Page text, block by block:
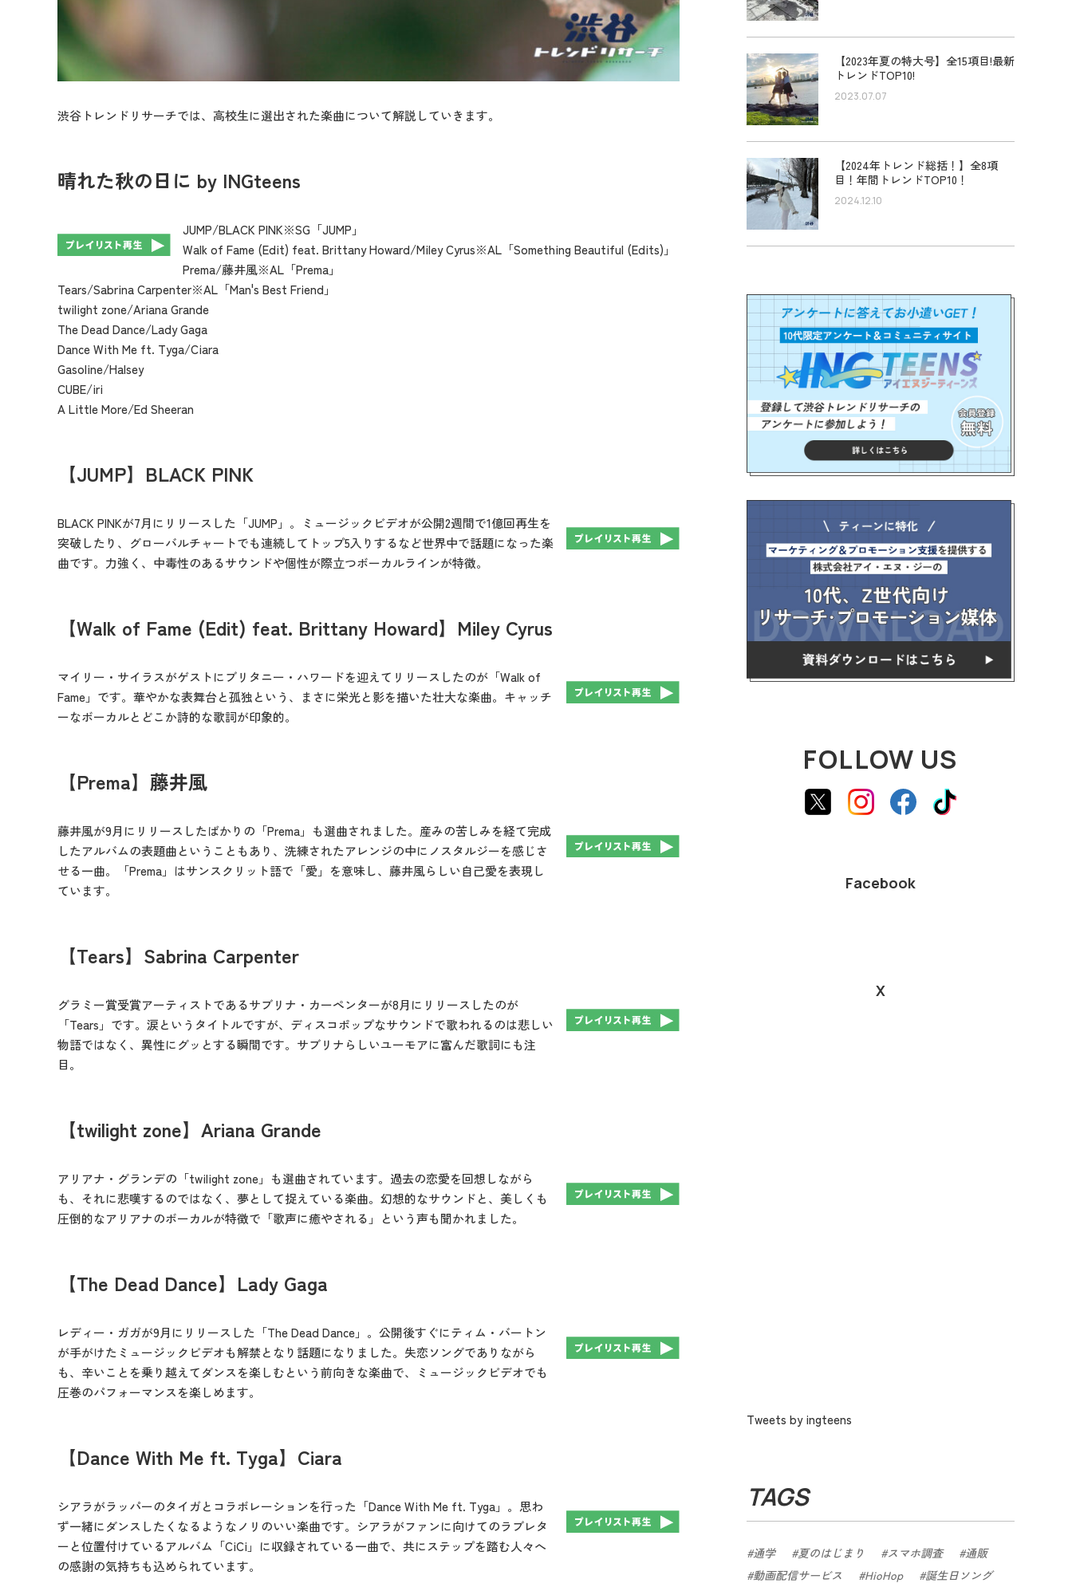
渋谷トレンドリサーチでは、高校生に選出された楽曲について解説していきます。
晴れた秋の日に by INGteens
JUMP/BLACK PINK※SG「JUMP」
Walk of Fame (Edit) feat. Brittany Howard/Miley Cyrus※AL「Something Beautiful (Edits)」
Prema/藤井風※AL「Prema」
Tears/Sabrina Carpenter※AL「Man's Best Friend」
twilight zone/Ariana Grande
The Dead Dance/Lady Gaga
Dance With Me ft. Tyga/Ciara
Gasoline/Halsey
CUBE/iri
A Little More/Ed Sheeran
【JUMP】BLACK PINK
BLACK PINKが7月にリリースした「JUMP」。ミュージックビデオが公開2週間で1億回再生を
突破したり、グローバルチャートでも連続してトップ5入りするなど世界中で話題になった楽
曲です。力強く、中毒性のあるサウンドや個性が際立つボーカルラインが特徴。
【Walk of Fame (Edit) feat. Brittany Howard】Miley Cyrus
マイリー・サイラスがゲストにブリタニー・ハワードを迎えてリリースしたのが「Walk of
Fame」です。華やかな表舞台と孤独という、まさに栄光と影を描いた壮大な楽曲。キャッチ
ーなボーカルとどこか詩的な歌詞が印象的。
【Prema】藤井風
藤井風が9月にリリースしたばかりの「Prema」も選曲されました。産みの苦しみを経て完成
したアルバムの表題曲ということもあり、洗練されたアレンジの中にノスタルジーを感じさ
せる一曲。「Prema」はサンスクリット語で「愛」を意味し、藤井風らしい自己愛を表現し
ています。
【Tears】Sabrina Carpenter
グラミー賞受賞アーティストであるサブリナ・カーペンターが8月にリリースしたのが
「Tears」です。涙というタイトルですが、ディスコポップなサウンドで歌われるのは悲しい
物語ではなく、異性にグッとする瞬間です。サブリナらしいユーモアに富んだ歌詞にも注
目。
【twilight zone】Ariana Grande
アリアナ・グランデの「twilight zone」も選曲されています。過去の恋愛を回想しながら
も、それに悲嘆するのではなく、夢として捉えている楽曲。幻想的なサウンドと、美しくも
圧倒的なアリアナのボーカルが特徴で「歌声に癒やされる」という声も聞かれました。
【The Dead Dance】Lady Gaga
レディー・ガガが9月にリリースした「The Dead Dance」。公開後すぐにティム・バートン
が手がけたミュージックビデオも解禁となり話題になりました。失恋ソングでありながら
も、辛いことを乗り越えてダンスを楽しむという前向きな楽曲で、ミュージックビデオでも
圧巻のパフォーマンスを楽しめます。
【Dance With Me ft. Tyga】Ciara
シアラがラッパーのタイガとコラボレーションを行った「Dance With Me ft. Tyga」。思わ
ず一緒にダンスしたくなるようなノリのいい楽曲です。シアラがファンに向けてのラブレタ
ーと位置付けているアルバム「CiCi」に収録されている一曲で、共にステップを踏む人々へ
の感謝の気持ちも込められています。
【2023年夏の特大号】全15項目!最新
トレンドTOP10!
2023.07.07
【2024年トレンド総括！】全8項
目！年間トレンドTOP10！
2024.12.10
FOLLOW US
Facebook
X
Tweets by ingteens
TAGS
通学 夏のはじまり スマホ調査
通販
動画配信サービス
HioHop 誕生日ソング